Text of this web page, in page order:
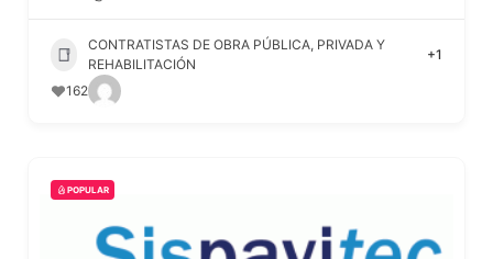
CONTRATISTAS DE OBRA PÚBLICA, PRIVADA Y
REHABILITACIÓN
+1
162
POPULAR